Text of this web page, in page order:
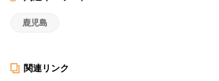
鹿児島
関連リンク